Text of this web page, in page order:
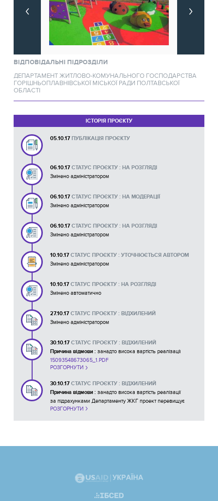
ВІДПОВІДАЛЬНІ ПІДРОЗДІЛИ
ДЕПАРТАМЕНТ ЖИТЛОВО-КОМУНАЛЬНОГО ГОСПОДАРСТВА
ГОРІШНЬОПЛАВНІВСЬКОЇ МІСЬКОЇ РАДИ ПОЛТАВСЬКОЇ
ОБЛАСТІ
ІСТОРІЯ ПРОЄКТУ
05.10.17 ПУБЛІКАЦІЯ ПРОЄКТУ
06.10.17 СТАТУС ПРОЄКТУ : НА РОЗГЛЯДІ
Змінено адміністратором
06.10.17 СТАТУС ПРОЄКТУ : НА МОДЕРАЦІЇ
Змінено адміністратором
06.10.17 СТАТУС ПРОЄКТУ : НА РОЗГЛЯДІ
Змінено адміністратором
10.10.17 СТАТУС ПРОЄКТУ : УТОЧНЮЄТЬСЯ АВТОРОМ
Змінено адміністратором
10.10.17 СТАТУС ПРОЄКТУ : НА РОЗГЛЯДІ
Змінено автоматично
27.10.17 СТАТУС ПРОЄКТУ : ВІДХИЛЕНИЙ
Змінено адміністратором
30.10.17 СТАТУС ПРОЄКТУ : ВІДХИЛЕНИЙ
Причина відмови : занадто висока вартість реалізації
15093548673065_1.PDF
РОЗГОРНУТИ
30.10.17 СТАТУС ПРОЄКТУ : ВІДХИЛЕНИЙ
Причина відмови : занадто висока вартість реалізації
за підрахунками Департаменту ЖКГ проект перевищує
граничну суму бюджету, рекомендовано автору подати
РОЗГОРНУТИ